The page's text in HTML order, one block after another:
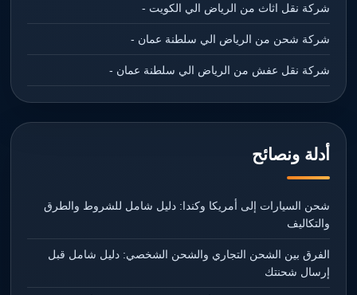
شركة نقل اثاث من الرياض الي الكويت -
شركة شحن من الرياض الي سلطنة عمان -
شركة نقل عفش من الرياض الي سلطنة عمان -
أدلة ونصائح
شحن السيارات إلى أمريكا وكندا: دليل شامل للشروط والطرق
والتكاليف
الفرق بين الشحن التجاري والشحن الشخصي: دليل شامل قبل
إرسال شحنتك